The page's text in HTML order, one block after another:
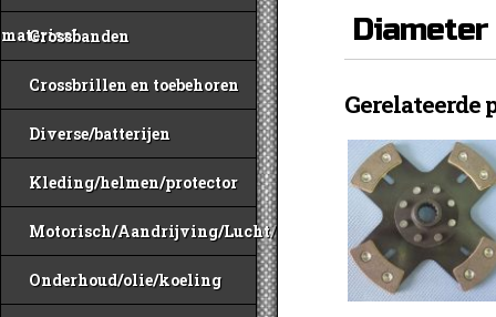
materiaal
Crossbanden
Crossbrillen en toebehoren
Diverse/batterijen
Kleding/helmen/protector
Motorisch/Aandrijving/Lucht/Benzine
Onderhoud/olie/koeling
Diameter
Gerelateerde